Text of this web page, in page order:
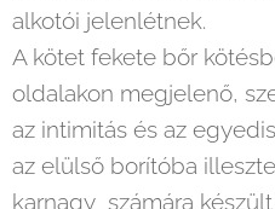
alkotói jelenlétnek.
A kötet fekete bőr
oldalakon megjelenő,
az intimitás és az
az elülső borítóba
karnagy számára